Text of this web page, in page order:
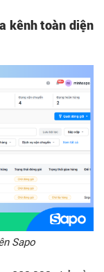
kênh toàn diện
Sapo